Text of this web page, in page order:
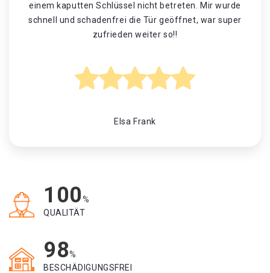
einem kaputten Schlüssel nicht betreten. Mir wurde
schnell und schadenfrei die Tür geöffnet, war super
zufrieden weiter so!!
Elsa Frank
100%
QUALITÄT
98%
BESCHÄDIGUNGSFREI